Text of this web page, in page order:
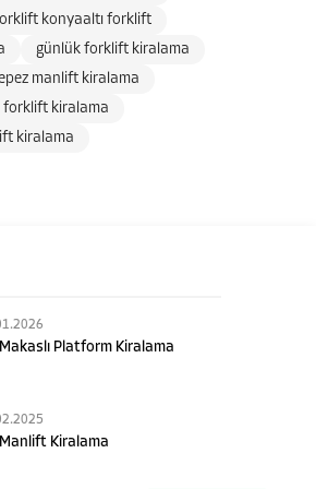
konyaaltı forklift
günlük forklift kiralama
manlift kiralama
forklift kiralama
kiralama
Platform Kiralama
Manlift Kiralama